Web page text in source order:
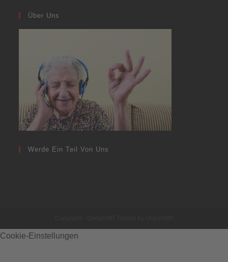
Über Uns
Werde Ein Teil Von Uns
Cookie-Einstellungen